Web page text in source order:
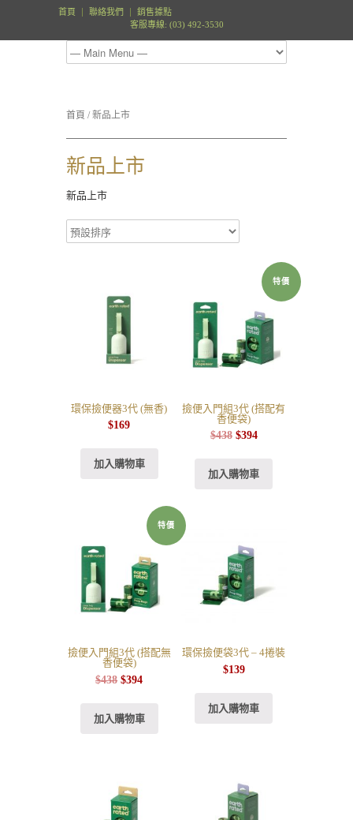
首頁 聯絡我們
銷售據點
客服專線: (03) 492-3530
首頁 / 新品上市
新品上市
新品上市
環保撿便器3代 (無香)
$169
加入購物車
特價
撿便入門組3代 (搭配有
香便袋)
$438 $394
加入購物車
特價
撿便入門組3代 (搭配無
香便袋)
$438 $394
加入購物車
環保撿便袋3代 – 4捲裝
$139
加入購物車